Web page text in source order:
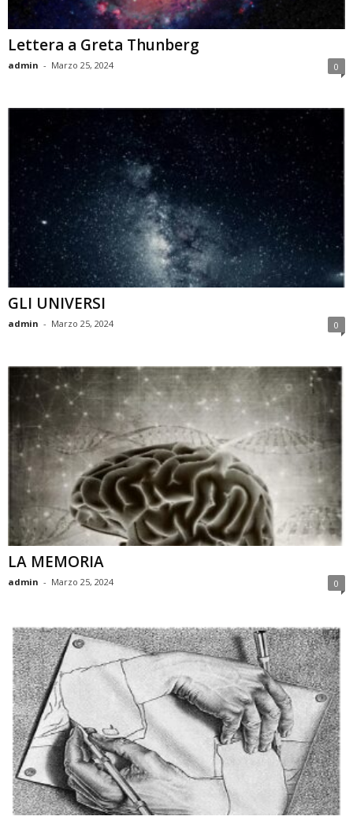
Lettera a Greta Thunberg
admin - Marzo 25, 2024 0
GLI UNIVERSI
admin - Marzo 25, 2024 0
LA MEMORIA
admin - Marzo 25, 2024 0